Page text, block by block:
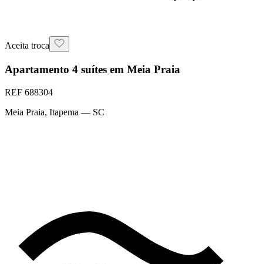
Aceita troca
Apartamento 4 suítes em Meia Praia
REF 688304
Meia Praia, Itapema — SC